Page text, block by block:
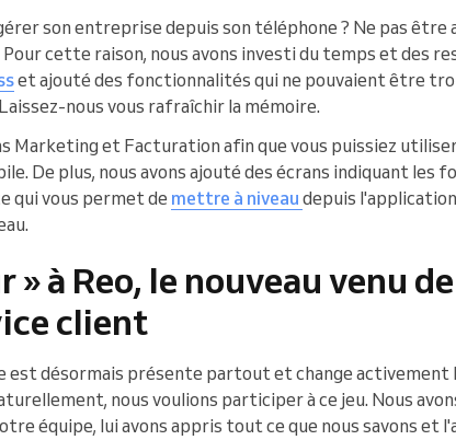
son entreprise depuis son téléphone ? Ne pas être
cette raison, nous avons investi du temps et des
et ajouté des fonctionnalités qui ne pouvaient être
nous vous rafraîchir la mémoire.
Marketing et Facturation afin que vous puissiez
De plus, nous avons ajouté des écrans indiquant
qui vous permet de mettre à niveau depuis
» à Reo, le nouveau venu
client
est désormais présente partout et change activement
nous voulions participer à ce jeu. Nous
équipe, lui avons appris tout ce que nous savons et